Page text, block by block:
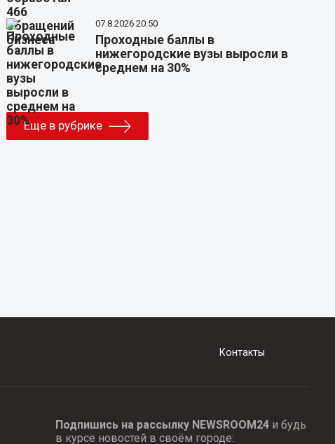
07.8.2026 20:50
Проходные баллы в
нижегородские вузы выросли в
среднем на 30%
Еще в рубрике
Контакты
Подпишись на рассылку NEWSROOM24и будь
в курсе новостей в своём городе: